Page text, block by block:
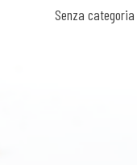
Senza categoria